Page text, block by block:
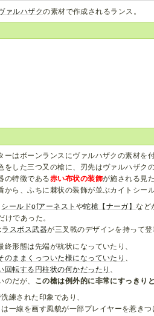
ァルハザクの素材で作成されるランス。
ーはボーンランスにヴァルハザクの素材を
をした三つ又の槍に、刃先はヴァルハザクの
の特徴である赤い布状の装飾が施される見
から、ふちに棘状の装飾が並ぶカイトシー
シールドofアーネスト や蛇槍【ナーガ】など
けであった。
ラスボス武器が三叉戟のデザインを持って登
形態は先端が杭状になっていたり、
のままくっついた様になっていたり
回転する円柱状の何かだったり
のだが、 この槍は例外的に非常にすっきり
練された印象であり、
一線を画す風貌が一部プレイヤーを惹きつ